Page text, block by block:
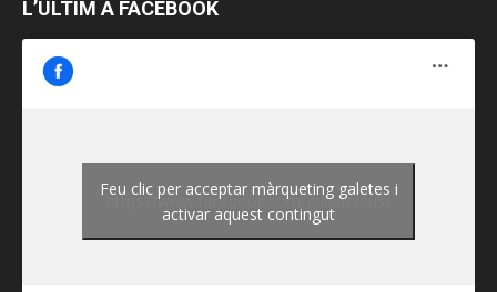
L’ÚLTIM A FACEBOOK
https://www.facebook.com/guiadereus/
Feu clic per acceptar màrqueting galetes i
activar aquest contingut